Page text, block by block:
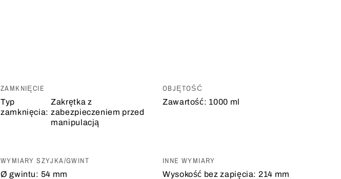
ZAMKNIĘCIE
Typ
zamknięcia:
Zakrętka z
zabezpieczeniem przed
manipulacją
OBJĘTOŚĆ
Zawartość: 1000 ml
WYMIARY SZYJKA/GWINT
Ø gwintu: 54 mm
INNE WYMIARY
Wysokość bez zapięcia: 214 mm